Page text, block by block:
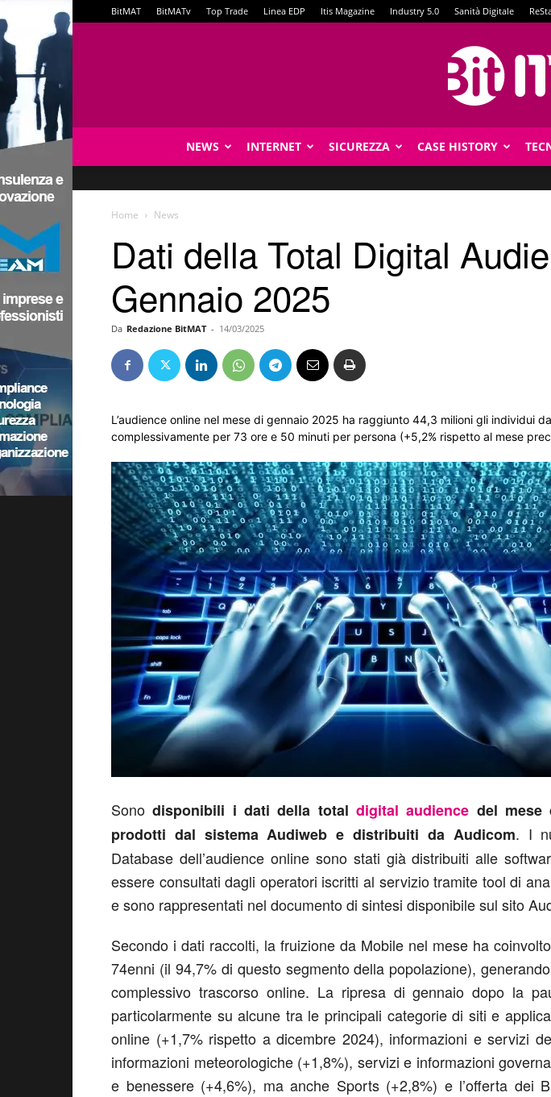
BitMAT BitMATv Top Trade Linea EDP Itis Magazine Industry 5.0 Sanità Digitale
NEWS INTERNET SICUREZZA CASE HISTORY
Home News
Dati della Total Digital
Gennaio 2025
Da Redazione BitMAT - 14/03/2025
L’audience online nel mese di gennaio 2025 ha raggiunto 44,3 milioni gli individui
complessivamente per 73 ore e 50 minuti per persona (+5,2% rispetto al mese
Sonodisponibili i dati della totaldigital audience del mese
prodotti dal sistema Audiweb e distribuiti da Audicom. I
Database dell’audience online sono stati già distribuiti alle
essere consultati dagli operatori iscritti al servizio tramite tool di
e sono rappresentati nel documento di sintesi disponibile sul sito
Secondo i dati raccolti, la fruizione da Mobile nel mese ha
74enni (il 94,7% di questo segmento della popolazione),
complessivo trascorso online. La ripresa di gennaio dopo la
particolarmente su alcune tra le principali categorie di siti e
online (+1,7% rispetto a dicembre 2024), informazioni e servizi
informazioni meteorologiche (+1,8%), servizi e informazioni
e benessere (+4,6%), ma anche Sports (+2,8%) e l’offerta dei